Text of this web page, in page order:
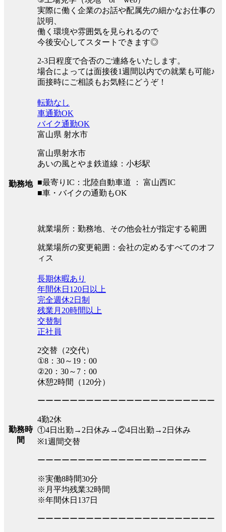
実際に働く企業のお話や配属先の細かなお仕事の
説明、
働く環境や雰囲気を見られるので
今後安心してスタートできます◎
2-3日程度で合否のご連絡をいたします。
場合によっては面接後1週間以内での就業も可能♪
面接時にご相談もお気軽にどうぞ！
勤務地
転勤なし
車通勤OK
バイク通勤OK
富山県 射水市
富山県射水市
あいの風とやま鉄道線：小杉駅
■最寄りIC：北陸自動車道 ： 富山西IC
■車・バイクの通勤もOK
就業場所：勤務地、その他会社が指定する範囲
就業場所の変更範囲：会社の定めるすべてのオフ
ィス
勤務時
間
長期休暇あり
年間休日120日以上
完全週休2日制
残業月20時間以上
交替制
正社員
2交替（2交代）
①8：30～19：00
②20：30～7：00
休憩2時間（120分）
ーーーーーーーーーーーーーーーーーーーーーー
4勤2休
①4日出勤→2日休み→②4日出勤→2日休み
※1週間交替
ーーーーーーーーーーーーーーーーーーーーー
※実働8時間30分
※月平均残業32時間
※年間休日137日
ーーーーーーーーーーーーーーーーーーーーーー